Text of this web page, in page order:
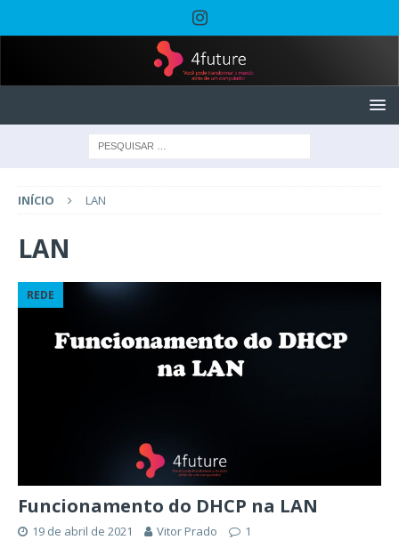
INÍCIO LAN
LAN
REDE
Funcionamento do DHCP na LAN
19 de abril de 2021 Vitor Prado 1